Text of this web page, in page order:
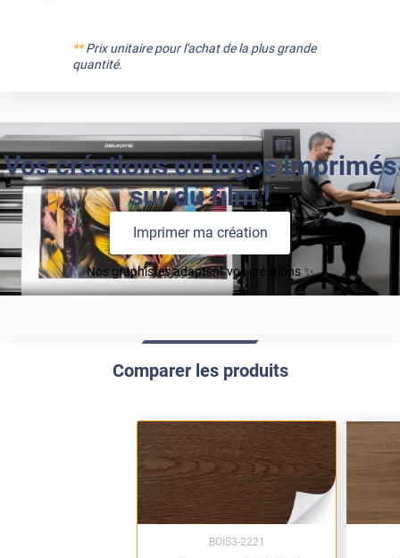
**Prix unitaire pour l'achat de la plus grande
quantité.
Vos créations ou logos imprimés
sur du film !
Imprimer ma création
Nos graphistes adaptent vos créations ✨
Comparer les produits
BOIS3-2221